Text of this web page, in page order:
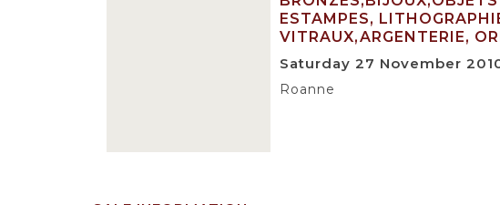
ESTAMPES,
VITRAUX,ARGENTERIE,
Saturday 27 November
Roanne